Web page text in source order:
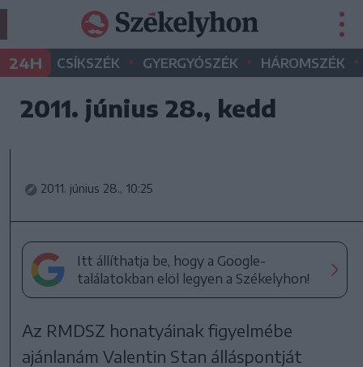
24H CSÍKSZÉK • GYERGYÓSZÉK • HÁROMSZÉK •
2011. június 28., kedd
2011. június 28., 10:25
Itt állíthatja be, hogy a Google-
találatokban elöl legyen a Székelyhon!
Az RMDSZ honatyáinak figyelmébe
ajánlanám Valentin Stan álláspontját